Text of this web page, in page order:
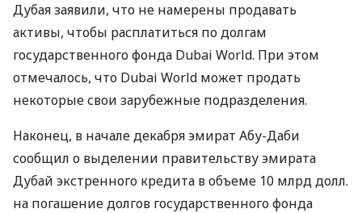
Дубая заявили, что не намерены продавать
активы, чтобы расплатиться по долгам
государственного фонда Dubai World. При этом
отмечалось, что Dubai World может продать
некоторые свои зарубежные подразделения.
Наконец, в начале декабря эмират Абу-Даби
сообщил о выделении правительству эмирата
Дубай экстренного кредита в объеме 10 млрд долл.
на погашение долгов государственного фонда